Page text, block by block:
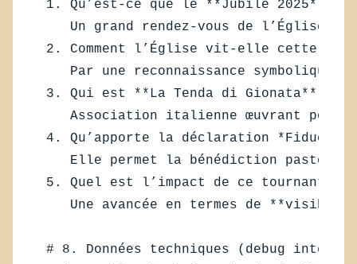
1. Qu’est-ce que le **Jubilé 2025** ?
Un grand rendez-vous de l’Église
2. Comment l’Église vit-elle cette
Par une reconnaissance symbolique
3. Qui est **La Tenda di Gionata** ?
Association italienne œuvrant pour
4. Qu’apporte la déclaration
Elle permet la bénédiction
5. Quel est l’impact de ce tournant
Une avancée en termes de
# 8. Données techniques (debug